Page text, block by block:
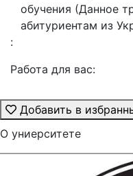
обучения (Данное
абитуриентам из
:
Работа для вас:
Добавить в
О униерситете